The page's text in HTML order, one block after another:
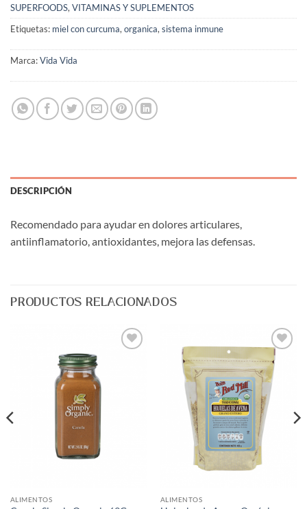
SUPERFOODS, VITAMINAS Y SUPLEMENTOS
Etiquetas: miel con curcuma, organica, sistema inmune
Marca:Vida Vida
DESCRIPCIÓN
Recomendado para ayudar en dolores articulares,
antiinflamatorio, antioxidantes, mejora las defensas.
PRODUCTOS RELACIONADOS
ALIMENTOS
Agregar
a Lista
de
Deseos
ALIMENTOS